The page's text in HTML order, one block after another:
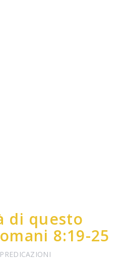
di questo
8:19-25
PREDICAZIONI